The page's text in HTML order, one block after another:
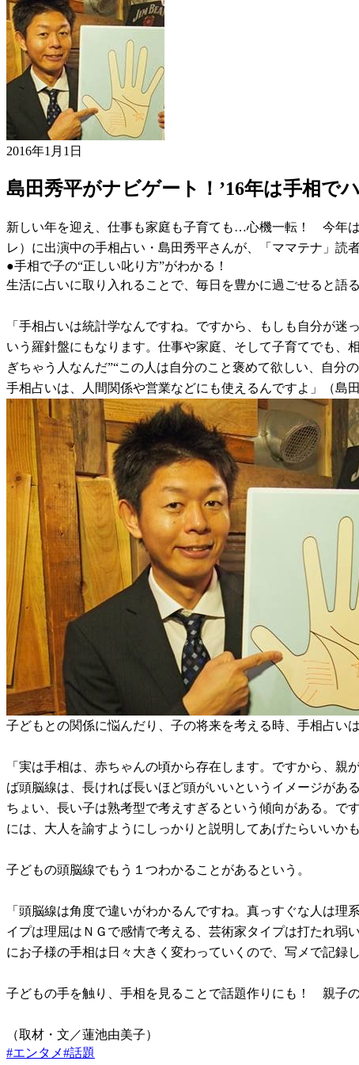
2016年1月1日
島田秀平がナビゲート！’16年は手相で
新しい年を迎え、仕事も家庭も子育ても…心機一転！ 今年
レ）に出演中の手相占い・島田秀平さんが、「ママテナ」読
●手相で子の“正しい叱り方”がわかる！
生活に占いに取り入れることで、毎日を豊かに過ごせると語る
「手相占いは統計学なんですね。ですから、もしも自分が
いう羅針盤にもなります。仕事や家庭、そして子育てでも、
ぎちゃう人なんだ”“この人は自分のこと褒めて欲しい、自分
手相占いは、人間関係や営業などにも使えるんですよ」（島
子どもとの関係に悩んだり、子の将来を考える時、手相占い
「実は手相は、赤ちゃんの頃から存在します。ですから、
ば頭脳線は、長ければ長いほど頭がいいというイメージがあ
ちょい、長い子は熟考型で考えすぎるという傾向がある。で
には、大人を諭すようにしっかりと説明してあげたらいいかも
子どもの頭脳線でもう１つわかることがあるという。
「頭脳線は角度で違いがわかるんですね。真っすぐな人は
イプは理屈はＮＧで感情で考える、芸術家タイプは打たれ
にお子様の手相は日々大きく変わっていくので、写メで記録
子どもの手を触り、手相を見ることで話題作りにも！ 親子
（取材・文／蓮池由美子）
#エンタメ#話題